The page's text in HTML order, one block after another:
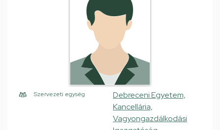
Szervezeti egység
Debreceni Egyetem,
Kancellária,
Vagyongazdálkodási